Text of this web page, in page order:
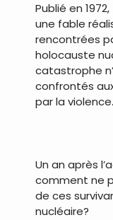
Publié en 1972,
une fable
rencontrées
holocauste
catastrophe
confrontés
par la violence.
Un an après
comment ne
de ces
nucléaire?